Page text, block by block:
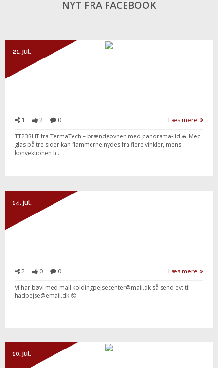
NYT FRA FACEBOOK
21. jul.
1 2 0 Læs mere
TT23RHT fra TermaTech – brændeovnen med panorama-ild 🔥 Med
glas på tre sider kan flammerne nydes fra flere vinkler, mens
konvektionen h...
14. jul.
2 0 0 Læs mere
Vi har bøvl med mail koldingpejsecenter@mail.dk så send evt til
hadpejse@email.dk 🤓
10. jul.